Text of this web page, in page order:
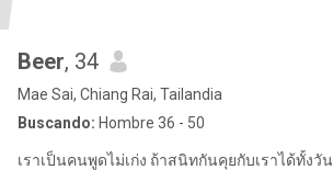
Beer, 34
Mae Sai, Chiang Rai, Tailandia
Buscando: Hombre 36 - 50
เราเป็นคนพูดไม่เก่ง ถ้าสนิทกันคุยกับเราได้ทั้งวัน